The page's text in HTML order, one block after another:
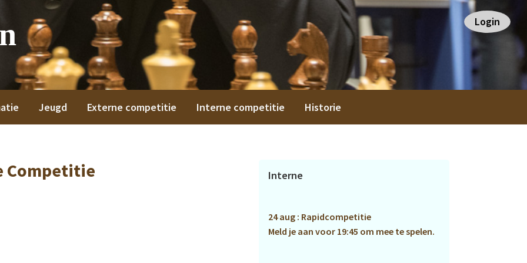
Login
Jeugd Externe competitie Interne competitie Historie
Competitie
Primaire
Interne
24 aug : Rapidcompetitie
Meld je aan voor 19:45 om mee te spelen.